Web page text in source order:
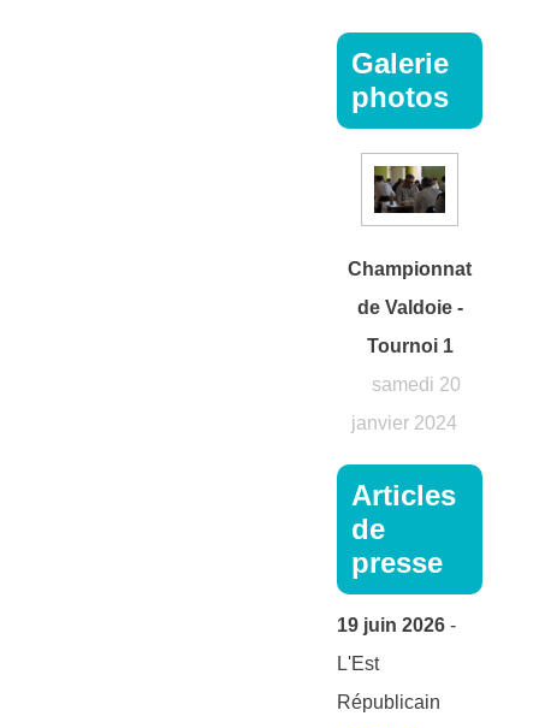
Galerie
photos
Championnat
de Valdoie -
Tournoi 1
samedi 20
janvier 2024
Articles
de
presse
19 juin 2026 -
L'Est
Républicain